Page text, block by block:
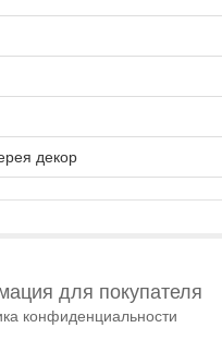
декор
для покупателя
конфиденциальности